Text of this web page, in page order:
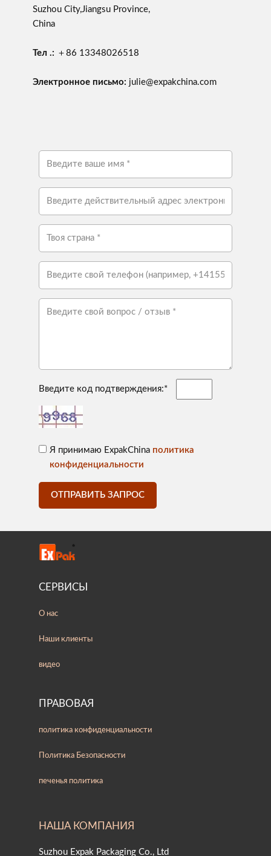
Suzhou City,Jiangsu Province,
China
Тел .: ＋86 13348026518
Электронное письмо: julie@expakchina.com
Введите код подтверждения:*
Я принимаю ExpakChina политика
конфиденциальности
ОТПРАВИТЬ ЗАПРОС
СЕРВИСЫ
О нас
Наши клиенты
видео
ПРАВОВАЯ
политика конфиденциальности
Политика Безопасности
печенья политика
НАША КОМПАНИЯ
Suzhou Expak Packaging Co., Ltd